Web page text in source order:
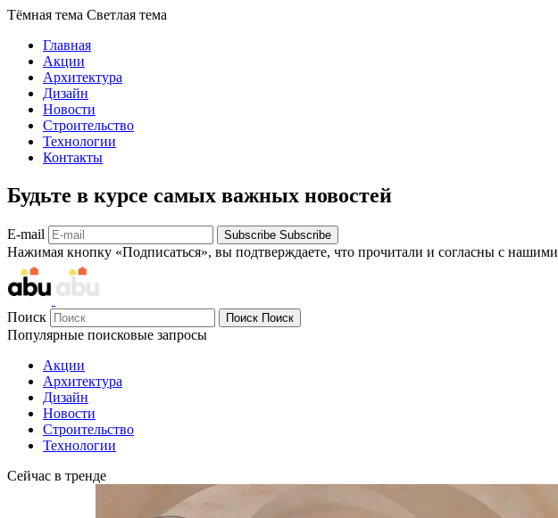
Тёмная тема Светлая тема
Главная
Акции
Архитектура
Дизайн
Новости
Строительство
Технологии
Контакты
Будьте в курсе самых важных новостей
E-mail Subscribe Subscribe
Нажимая кнопку «Подписаться», вы подтверждаете, что прочитали и согласны с нашими
Поиск Поиск Поиск
Популярные поисковые запросы
Акции
Архитектура
Дизайн
Новости
Строительство
Технологии
Сейчас в тренде